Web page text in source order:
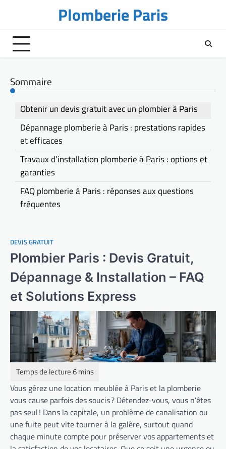
Plomberie Paris
DEVIS GRATUIT
Plombier Paris : Devis Gratuit,
Dépannage & Installation – FAQ
et Solutions Express
Vous gérez une location meublée à Paris et la plomberie
vous cause parfois des soucis ? Détendez-vous, vous n’êtes
pas seul ! Dans la capitale, un problème de canalisation ou
une fuite peut vite tourner à la galère, surtout quand
chaque minute compte pour préserver vos appartements et
Sommaire
Obtenir un devis gratuit avec un plombier à Paris
Dépannage plomberie à Paris : prestations rapides
et efficaces
Travaux d’installation plomberie à Paris : options et
garanties
FAQ plomberie à Paris : réponses aux questions
fréquentes